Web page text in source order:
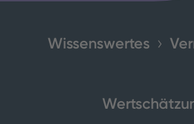
Wissenswertes